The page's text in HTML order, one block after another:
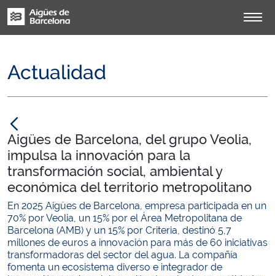
Actualidad
Aigües de Barcelona, del grupo Veolia,
impulsa la innovación para la
transformación social, ambiental y
económica del territorio metropolitano
En 2025 Aigües de Barcelona, empresa participada en un
70% por Veolia, un 15% por el Área Metropolitana de
Barcelona (AMB) y un 15% por Criteria, destinó 5,7
millones de euros a innovación para más de 60 iniciativas
transformadoras del sector del agua. La compañía
fomenta un ecosistema diverso e integrador de